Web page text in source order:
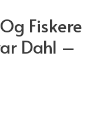
Fiskere
Dahl –